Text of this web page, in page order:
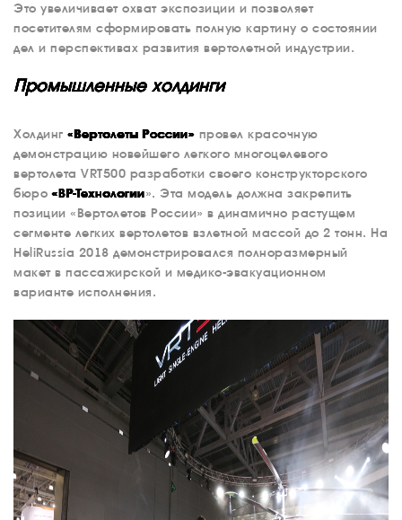
Это увеличивает охват экспозиции и позволяет
посетителям сформировать полную картину о состоянии
дел и перспективах развития вертолетной индустрии.
Промышленные холдинги
Холдинг «Вертолеты России» провел красочную
демонстрацию новейшего легкого многоцелевого
вертолета VRT500 разработки своего конструкторского
бюро«ВР-Технологии». Эта модель должна закрепить
позиции «Вертолетов России» в динамично растущем
сегменте легких вертолетов взлетной массой до 2 тонн. На
HeliRussia 2018 демонстрировался полноразмерный
макет в пассажирской и медико-эвакуационном
варианте исполнения.